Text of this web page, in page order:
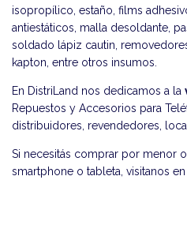
isopropílico, estaño, films
antiestáticos, malla desoldante,
soldado lápiz cautin,
kapton, entre otros insumos.
En DistriLand nos dedicamos a la
Repuestos y Accesorios para
distribuidores, revendedores,
Si necesitás comprar por menor
smartphone o tableta, visitanos en